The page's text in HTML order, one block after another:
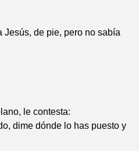
Jesús, de pie, pero no sabía
le contesta:
dime dónde lo has puesto y